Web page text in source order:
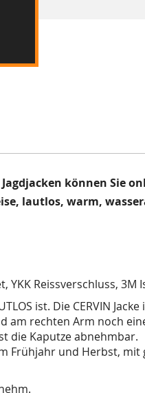
können Sie
lautlos, warm,
YKK Reissverschluss, 3M
ist. Die CERVIN
am rechten Arm noch
die Kaputze abnehmbar.
Frühjahr und Herbst,